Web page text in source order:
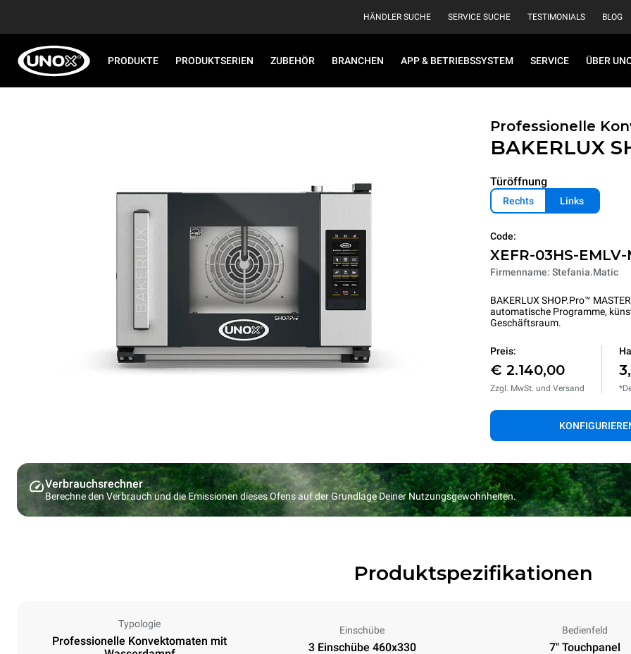
HÄNDLER SUCHE SERVICE SUCHE TESTIMONIALS BLOG
PRODUKTE PRODUKTSERIEN ZUBEHÖR BRANCHEN APP & BETRIEBSSYSTEM SERVICE ÜBER
Professionelle
BAKERLUX
Türöffnung
Rechts Links
Code:
XEFR-03HS-EMLV-
Firmenname: Stefania.Matic
BAKERLUX SHOP.Pro™
automatische Programme,
Geschäftsraum.
Preis:
€ 2.140,00
Zzgl. MwSt. und Versand
Verbrauchsrechner
Berechne den Verbrauch und die Emissionen dieses Ofens auf der Grundlage Deiner Nutzungsgewohnheiten.
Produktspezifikationen
Typologie
Professionelle Konvektomaten mit
Einschübe
3 Einschübe 460x330
Bedienfeld
7" Touchpanel